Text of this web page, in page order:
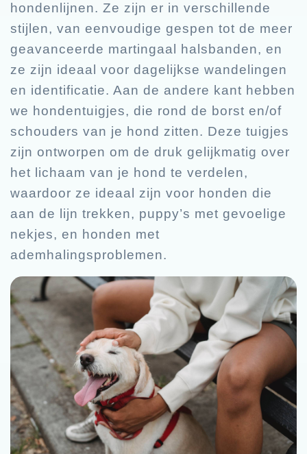
hondenlijnen. Ze zijn er in verschillende
stijlen, van eenvoudige gespen tot de meer
geavanceerde martingaal halsbanden, en
ze zijn ideaal voor dagelijkse wandelingen
en identificatie. Aan de andere kant hebben
we hondentuigjes, die rond de borst en/of
schouders van je hond zitten. Deze tuigjes
zijn ontworpen om de druk gelijkmatig over
het lichaam van je hond te verdelen,
waardoor ze ideaal zijn voor honden die
aan de lijn trekken, puppy’s met gevoelige
nekjes, en honden met
ademhalingsproblemen.